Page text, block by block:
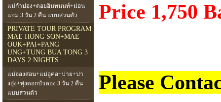
แม่กำปอง+ดอยอินทนนท์+ม่อน
แจ่ม 3 วัน 2 คืน แบบส่วนตัว
PRIVATE TOUR PROGRAM
MAE HONG SON+MAE
OUK+PAI+PANG
UNG+TUNG BUA TONG 3
DAYS 2 NIGHTS
แม่ฮ่องสอน+แม่อูคอ+ปาย+ปา
งอุ๋ง+ทุ่งดอกบัวตอง 3 วัน 2 คืน
แบบส่วนตัว
Price 1,750
Please